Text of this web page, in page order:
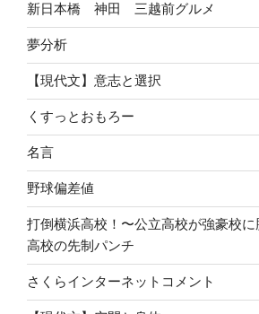
新日本橋 神田 三越前グルメ
夢分析
【現代文】意志と選択
くすっとおもろー
名言
野球偏差値
打倒横浜高校！〜公立高校が強豪校
高校の先制パンチ
さくらインターネットコメント